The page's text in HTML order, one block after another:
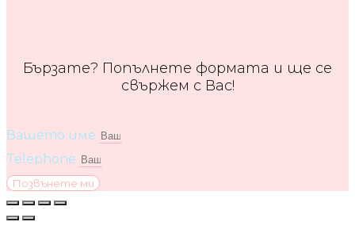
Бързате? Попълнете формата и ще се
свържем с Вас!
Вашето име
Telephone
Позвънете ми